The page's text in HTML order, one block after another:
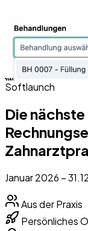
Softlaunch
Die
Januar 2026 –
Aus der Praxis
Persönliches